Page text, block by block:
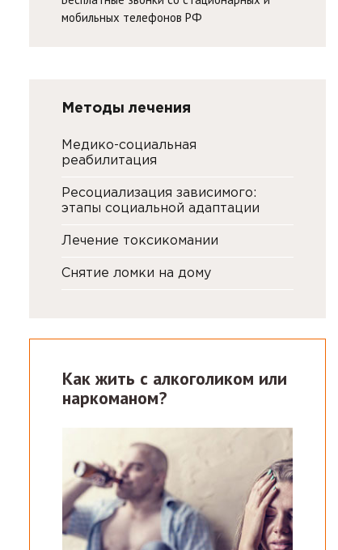
мобильных телефонов РФ
Методы лечения
Медико-социальная
реабилитация
Ресоциализация зависимого:
этапы социальной адаптации
Лечение токсикомании
Снятие ломки на дому
Как жить с алкоголиком или
наркоманом?